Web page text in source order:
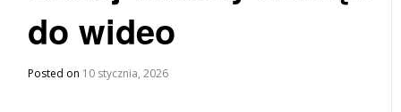
do wideo
Posted on 10 stycznia, 2026